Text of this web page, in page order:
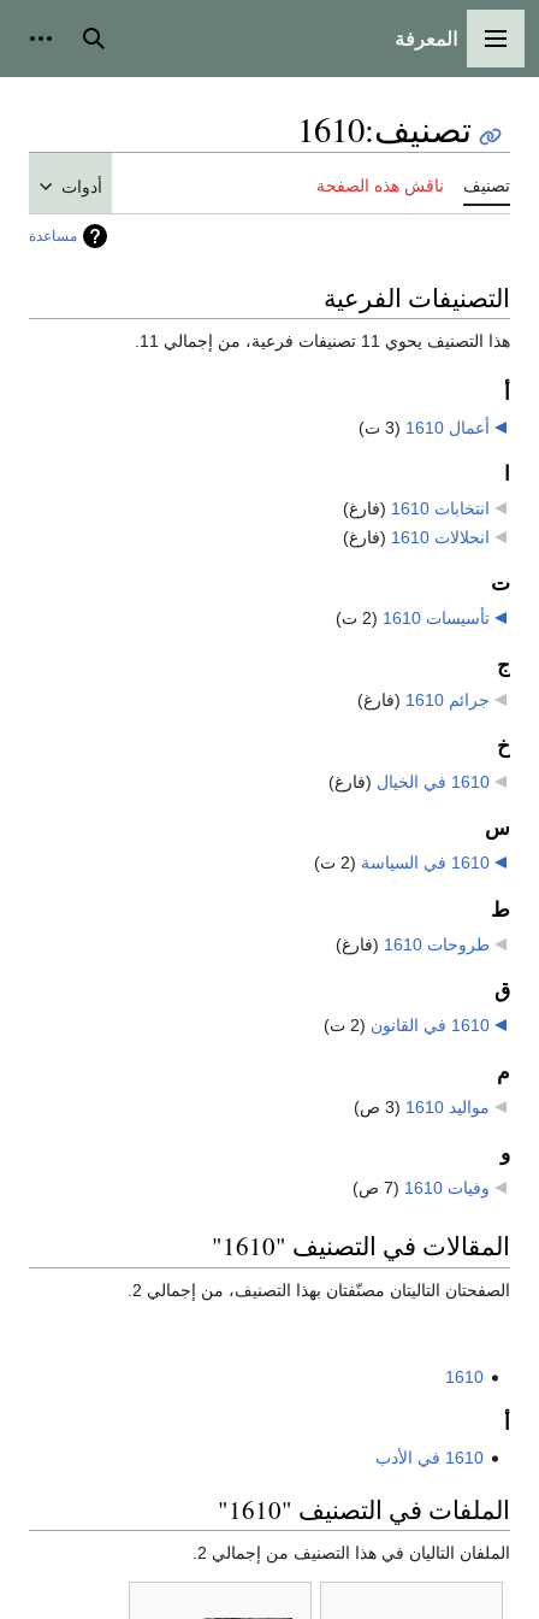
القائمة الرئيسية
المعرفة بحث
تصنيف:
1610
تصنيف ناقش هذه الصفحة أدوات
مساعدة
التصنيفات الفرعية
هذا التصنيف يحوي 11 تصنيفات فرعية، من إجمالي 11.
أعمال 1610 (3 ت)
انتخابات 1610
(فارغ)
انحلالات 1610
(فارغ)
ت
تأسيسات 1610 (2 ت)
ج
جرائم 1610 (فارغ)
خ
1610 في الخيال (فارغ)
س
1610 في السياسة (2 ت)
ط
طروحات 1610 (فارغ)
ق
1610 في القانون (2 ت)
م
مواليد 1610 (3 ص)
و
وفيات 1610 (7 ص)
المقالات في التصنيف "1610"
الصفحتان التاليتان مصنّفتان بهذا التصنيف، من إجمالي 2.
1610
1610 في الأدب
الملفات في التصنيف "1610"
الملفان التاليان في هذا التصنيف من إجمالي 2.